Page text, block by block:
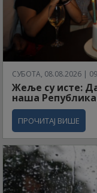
СУБОТА, 08.08.2026 |
Жеље су исте:
наша
ПРОЧИТАЈ ВИШЕ